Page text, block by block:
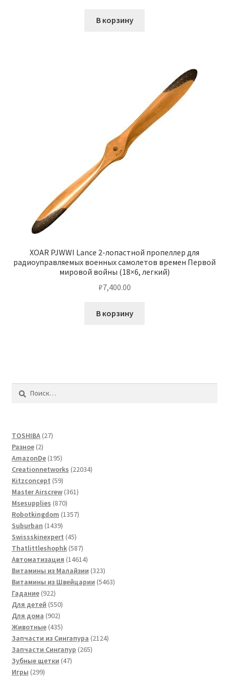
В корзину
XOAR PJWWI Lance 2-лопастной пропеллер для
радиоуправляемых военных самолетов времен Первой
мировой войны (18×6, легкий)
₽7,400.00
В корзину
Найти:
TOSHIBA 2727
Разное 22
товара
AmazonDe 195195
товаров
Creationnetworks 2203422034
Kitzconcept 5959
товаров
Master Airscrew 361361
Msesupplies 870870
товаров
Robotkingdom 13571357
Suburban 14391439
товаров
Swissskinexpert 4545
товаров
Thatlittleshophk 587587
товаров
Автоматизация 1461414614
товаров
Витамины из Малайзии 323323
товара
Витамины из Швейцарии 54635463
Гадание 922922
товара
Для детей 550550
Для дома 902902
товара
Животные 435435
товаров
Запчасти из Сингапура 21242124
Запчасти Сингапур 265265
Зубные щетки 4747
Игры 299299